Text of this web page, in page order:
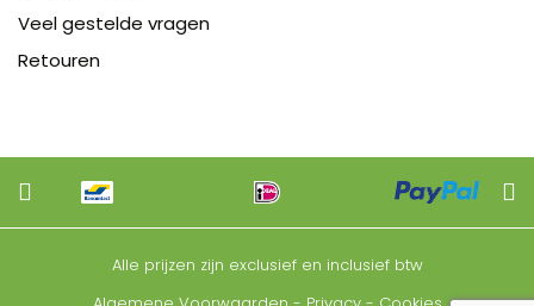
Veel gestelde vragen
Retouren
Alle prijzen zijn exclusief en inclusief btw